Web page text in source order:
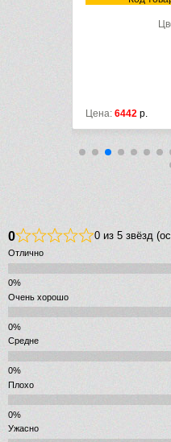
Цена: 6442 р.
0 0 из 5 звёзд
Отлично
Очень хорошо
Средне
Плохо
Ужасно